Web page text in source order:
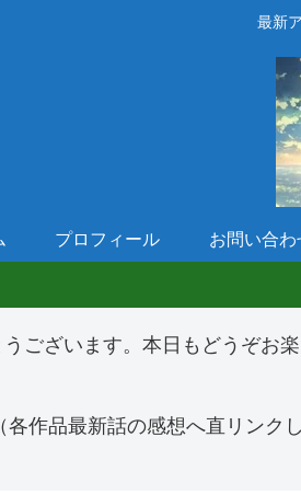
最新
プロフィール お問い合わ
ございます。本日もどうぞお
作品最新話の感想へ直リンクし